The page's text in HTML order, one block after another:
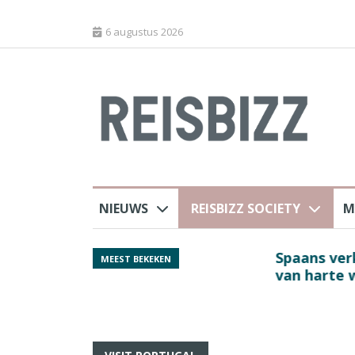
6 augustus 2026
NIEUWS REISBIZZ SOCIETY
MEEST BEKEKEN
Spaans
van harte welkom’